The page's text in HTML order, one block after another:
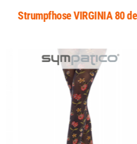
Strumpfhose VIRGINIA 80 den